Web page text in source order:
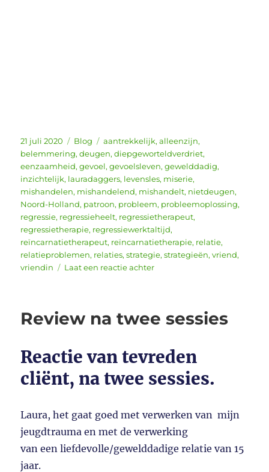
Geplaatst
op
21 juli 2020 Categorieën
Blog Tags
aantrekkelijk,alleenzijn,
belemmering,deugen,diepgeworteldverdriet,
eenzaamheid,gevoel,gevoelsleven,gewelddadig,
inzichtelijk, lauradaggers, levensles, miserie,
mishandelen, mishandelend, mishandelt, nietdeugen,
Noord-Holland, patroon, probleem, probleemoplossing,
regressie, regressieheelt, regressietherapeut,
regressietherapie, regressiewerktaltijd,
reïncarnatietherapeut, reïncarnatietherapie, relatie,
relatieproblemen, relaties,strategie,strategieën,vriend,
vriendin
Laat een reactie achterop
voor
Review na twee sessies
Reactie van tevreden
cliënt, na twee sessies.
Laura, het gaat goed met verwerken van mijn
jeugdtrauma en met de verwerking
van een liefdevolle/gewelddadige relatie van 15
jaar.